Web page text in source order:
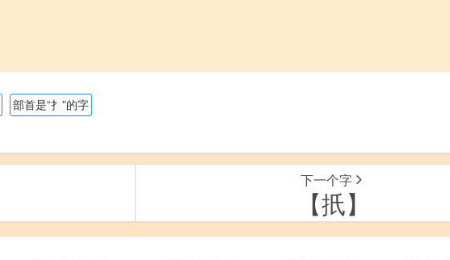
部首是“扌”的字
下一个字
【扺】